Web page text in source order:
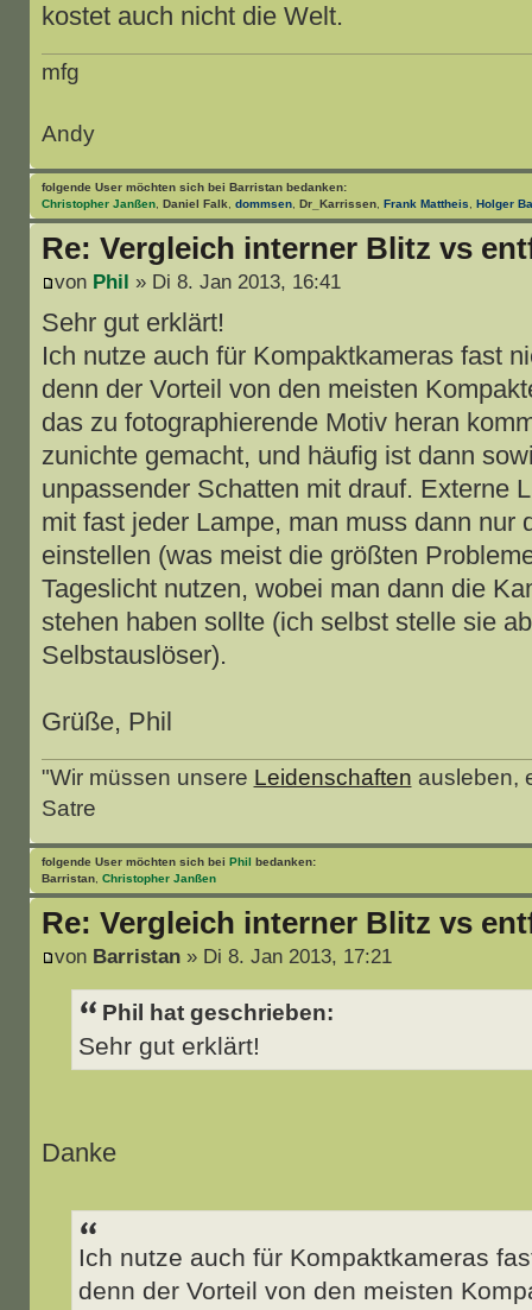
kostet auch nicht die Welt.
mfg
Andy
folgende User möchten sich bei Barristanbedanken:
Christopher Janßen, Daniel Falk dommsen, Dr_Karrissen, Frank Mattheis Holger
Re: Vergleich interner Blitz vs
von Phil » Di 8. Jan 2013, 16:41
Sehr gut erklärt!
Ich nutze auch für Kompaktkameras fast
denn der Vorteil von den meisten
das zu fotographierende Motiv heran
zunichte gemacht, und häufig ist dann
unpassender Schatten mit drauf. Externe
mit fast jeder Lampe, man muss dann nur
einstellen (was meist die größten
Tageslicht nutzen, wobei man dann die
stehen haben sollte (ich selbst stelle sie
Selbstauslöser).
Grüße, Phil
"Wir müssen unsere Leidenschaften ausleben,
Satre
folgende User möchten sich bei Phil bedanken:
Barristan, Christopher Janßen
Re: Vergleich interner Blitz vs
von Barristan» Di 8. Jan 2013, 17:21
Phil hat geschrieben:
Sehr gut erklärt!
Danke
Ich nutze auch für Kompaktkameras
denn der Vorteil von den meisten